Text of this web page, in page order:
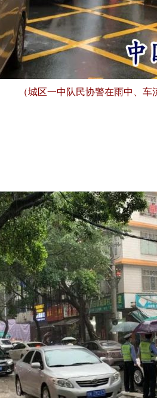
（城区一中队民协警在雨中、车